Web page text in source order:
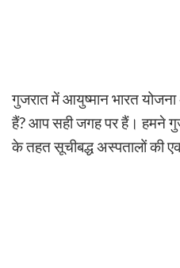
गुजरात में आयुष्मान भारत
हैं? आप सही जगह पर हैं। हमने
के तहत सूचीबद्ध अस्पतालों की